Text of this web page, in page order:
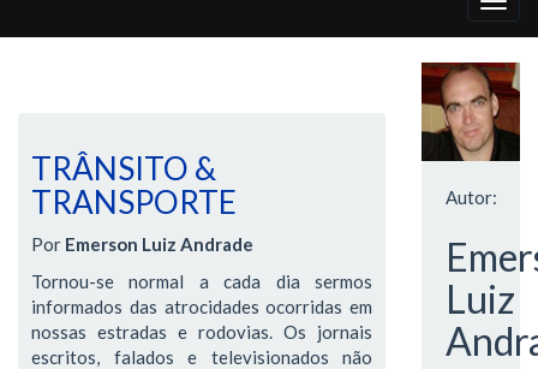
TRÂNSITO &
TRANSPORTE
Por Emerson Luiz Andrade
Tornou-se normal a cada dia sermos
informados das atrocidades ocorridas em
nossas estradas e rodovias. Os jornais
escritos, falados e televisionados não
Autor:
Luiz